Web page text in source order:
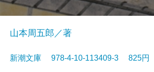
山本周五郎／著
新潮文庫 978-4-10-113409-3 825円